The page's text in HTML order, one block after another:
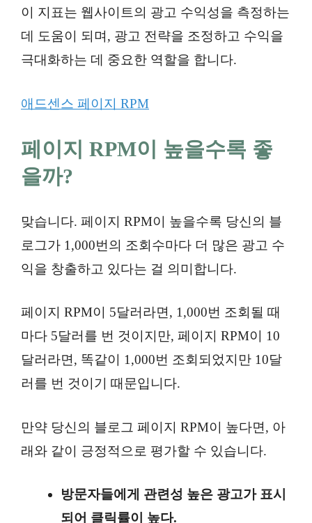
이 지표는 웹사이트의 광고 수익성을 측정하는
데 도움이 되며, 광고 전략을 조정하고 수익을
극대화하는 데 중요한 역할을 합니다.
애드센스 페이지 RPM
페이지 RPM이 높을수록 좋
을까?
맞습니다. 페이지 RPM이 높을수록 당신의 블
로그가 1,000번의 조회수마다 더 많은 광고 수
익을 창출하고 있다는 걸 의미합니다.
페이지 RPM이 5달러라면, 1,000번 조회될 때
마다 5달러를 번 것이지만, 페이지 RPM이 10
달러라면, 똑같이 1,000번 조회되었지만 10달
러를 번 것이기 때문입니다.
만약 당신의 블로그 페이지 RPM이 높다면, 아
래와 같이 긍정적으로 평가할 수 있습니다.
방문자들에게 관련성 높은 광고가 표시
되어 클릭률이 높다.